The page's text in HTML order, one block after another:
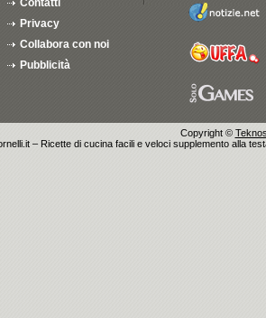
Contatti
Privacy
Collabora con noi
Pubblicità
Copyright ©
– Ricette di cucina facili e veloci supplemento alla